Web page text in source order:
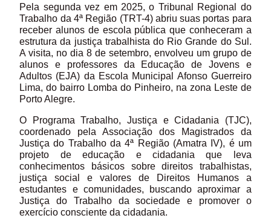
Pela segunda vez em 2025, o Tribunal Regional do
Trabalho da 4ª Região (TRT-4) abriu suas portas para
receber alunos de escola pública que conheceram a
estrutura da justiça trabalhista do Rio Grande do Sul.
A visita, no dia 8 de setembro, envolveu um grupo de
alunos e professores da Educação de Jovens e
Adultos (EJA) da Escola Municipal Afonso Guerreiro
Lima, do bairro Lomba do Pinheiro, na zona Leste de
Porto Alegre.
O Programa Trabalho, Justiça e Cidadania (TJC),
coordenado pela Associação dos Magistrados da
Justiça do Trabalho da 4ª Região (Amatra IV), é um
projeto de educação e cidadania que leva
conhecimentos básicos sobre direitos trabalhistas,
justiça social e valores de Direitos Humanos a
estudantes e comunidades, buscando aproximar a
Justiça do Trabalho da sociedade e promover o
exercício consciente da cidadania.